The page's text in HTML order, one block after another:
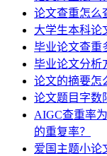
论文查重怎么
大学生本科论
毕业论文查重
毕业论文分析
论文的摘要怎
论文题目字数
AIGC查重率
的重复率？
爱国主题小论